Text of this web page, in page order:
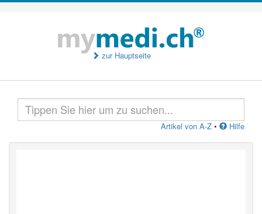
zur Hauptseite
Artikel von A-Z • Hilfe